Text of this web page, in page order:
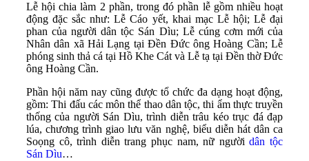
Lễ hội chia làm 2 phần, trong đó phần lễ gồm nhiều hoạt
động đặc sắc như: Lễ Cáo yết, khai mạc Lễ hội; Lễ đại
phan của người dân tộc Sán Dìu; Lễ cúng cơm mới của
Nhân dân xã Hải Lạng tại Đền Đức ông Hoàng Cần; Lễ
phóng sinh thả cá tại Hồ Khe Cát và Lễ tạ tại Đền thờ Đức
ông Hoàng Cần.
Phần hội năm nay cũng được tổ chức đa dạng hoạt động,
gồm: Thi đấu các môn thể thao dân tộc, thi ẩm thực truyền
thống của người Sán Dìu, trình diễn trâu kéo trục đá đạp
lúa, chương trình giao lưu văn nghệ, biểu diễn hát dân ca
Soọng cô, trình diễn trang phục nam, nữ ngườidân tộc
Sán Dìu…